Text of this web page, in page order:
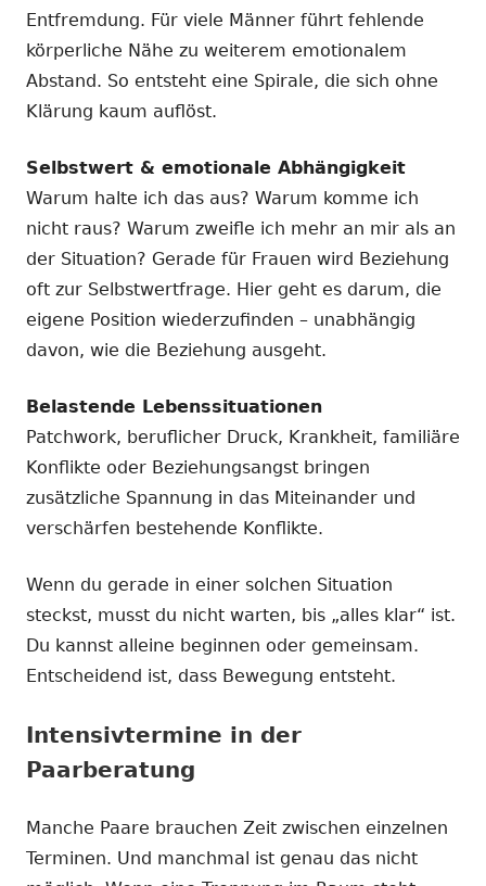
Entfremdung. Für viele Männer führt fehlende
körperliche Nähe zu weiterem emotionalem
Abstand. So entsteht eine Spirale, die sich ohne
Klärung kaum auflöst.
Selbstwert & emotionale Abhängigkeit
Warum halte ich das aus? Warum komme ich
nicht raus? Warum zweifle ich mehr an mir als an
der Situation? Gerade für Frauen wird Beziehung
oft zur Selbstwertfrage. Hier geht es darum, die
eigene Position wiederzufinden – unabhängig
davon, wie die Beziehung ausgeht.
Belastende Lebenssituationen
Patchwork, beruflicher Druck, Krankheit, familiäre
Konflikte oder Beziehungsangst bringen
zusätzliche Spannung in das Miteinander und
verschärfen bestehende Konflikte.
Wenn du gerade in einer solchen Situation
steckst, musst du nicht warten, bis „alles klar“ ist.
Du kannst alleine beginnen oder gemeinsam.
Entscheidend ist, dass Bewegung entsteht.
Intensivtermine in der
Paarberatung
Manche Paare brauchen Zeit zwischen einzelnen
Terminen. Und manchmal ist genau das nicht